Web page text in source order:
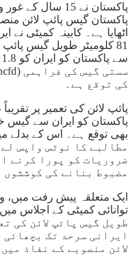
پاکستان نے 15
پاکستان گیس پائپ لائن
اٹھایا ہے۔ کابینہ کمیٹی
81 کلومیٹر طویل گیس
کی توقع ہے۔
مطالبے کا نوٹس واپس
ضروریات کو پورا کرنے
مضبوط بنانے کی کوششوں
ایک متعلقہ پیش رفت میں،
طویل گیس پائپ لائن کی
ایرانی سرحد تک
لائن منصوبے کے نفاذ